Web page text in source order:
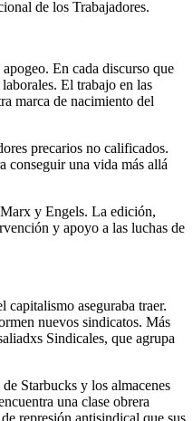
de los Trabajadores.
En cada discurso que
El trabajo en las
marca de nacimiento del
precarios no calificados.
conseguir una vida más allá
y Engels. La edición,
y apoyo a las luchas de
capitalismo aseguraba traer.
nuevos sindicatos. Más
Sindicales, que agrupa
Starbucks y los almacenes
una clase obrera
represión antisindical que sus